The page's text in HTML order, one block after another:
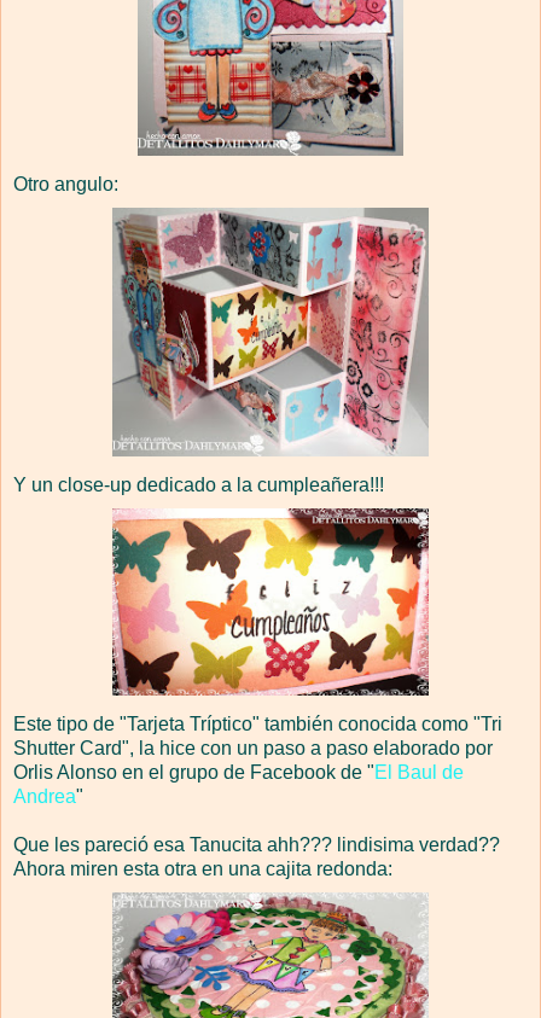
Otro angulo:
Y un close-up dedicado a la cumpleañera!!!
Este tipo de "Tarjeta Tríptico" también conocida como "Tri
Shutter Card", la hice con un paso a paso elaborado por
Orlis Alonso en el grupo de Facebook de "El Baul de
Andrea"
Que les pareció esa Tanucita ahh??? lindisima verdad??
Ahora miren esta otra en una cajita redonda: